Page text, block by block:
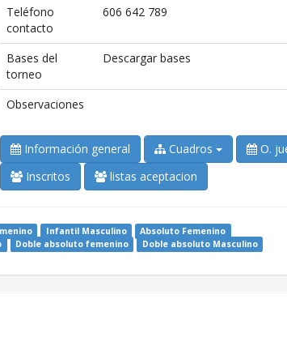
Teléfono
contacto
606 642 789
Bases del
torneo
Descargar bases
Observaciones
Información general Cuadros
O.
Inscritos
listas aceptacion
Infantil Masculino
Absoluto Femenino
Doble absoluto femenino
Doble absoluto Masculino